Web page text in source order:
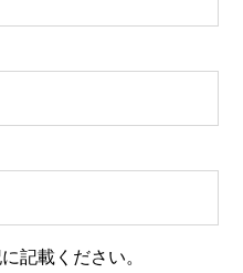
記載ください。